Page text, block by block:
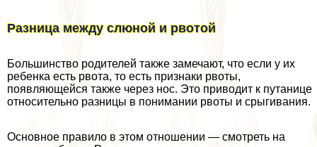
Разница между слюной и рвотой
Большинство родителей также замечают, что если у их
ребенка есть рвота, то есть признаки рвоты,
появляющейся также через нос. Это приводит к пyтaнице
относительно разницы в понимании рвоты и срыгивания.
Основное правило в этом отношении — смотреть на